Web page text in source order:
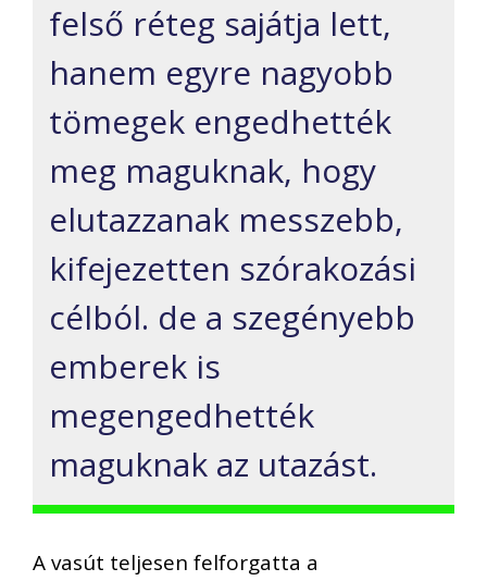
felső réteg sajátja lett,
hanem egyre nagyobb
tömegek engedhették
meg maguknak, hogy
elutazzanak messzebb,
kifejezetten szórakozási
célból. de a szegényebb
emberek is
megengedhették
maguknak az utazást.
A vasút teljesen felforgatta a